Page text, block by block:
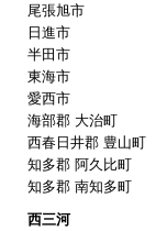
尾張旭市
日進市
半田市
東海市
愛西市
海部郡 大治町
西春日井郡 豊山町
知多郡 阿久比町
知多郡 南知多町
西三河